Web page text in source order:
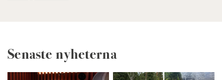
Senaste nyheterna